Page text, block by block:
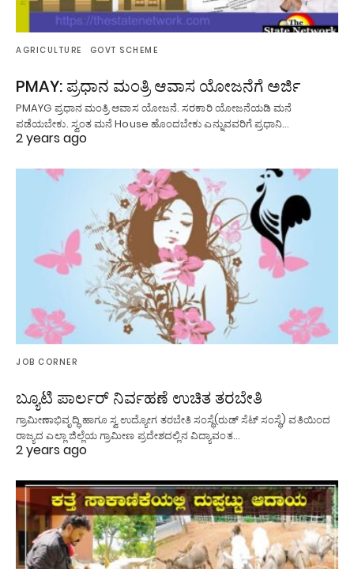
AGRICULTURE GOVT SCHEME
PMAY: ಪ್ರಧಾನ ಮಂತ್ರಿ ಆವಾಸ ಯೋಜನೆಗೆ ಅರ್ಜಿ
PMAYG ಪ್ರಧಾನ ಮಂತ್ರಿ ಆವಾಸ ಯೋಜನೆ. ಸರಕಾರಿ ಯೋಜನೆಯಡಿ ಮನೆ
ಪಡೆಯಬೇಕು. ಸ್ವಂತ ಮನೆ House ಹೊಂದಬೇಕು ಎನ್ನುವವರಿಗೆ ಪ್ರಧಾನಿ…
2 years ago
JOB CORNER
ಬ್ಯೂಟಿ ಪಾರ್ಲರ್ ನಿರ್ವಹಣೆ ಉಚಿತ ತರಬೇತಿ
ಗ್ರಾಮೀಣಾಭಿವೃದ್ಧಿ ಹಾಗೂ ಸ್ವ ಉದ್ಯೋಗ ತರಬೇತಿ ಸಂಸ್ಥೆ(ರುಡ್ ಸೆಟ್ ಸಂಸ್ಥೆ) ವತಿಯಿಂದ
ರಾಜ್ಯದ ಎಲ್ಲಾ ಜಿಲ್ಲೆಯ ಗ್ರಾಮೀಣ ಪ್ರದೇಶದಲ್ಲಿನ ವಿದ್ಯಾವಂತ…
2 years ago